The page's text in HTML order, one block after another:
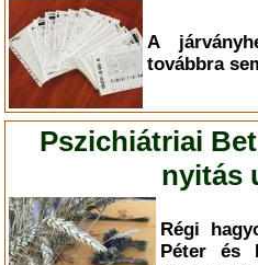
A
továbbra
Pszichiátriai
nyitás
Régi
Péter és